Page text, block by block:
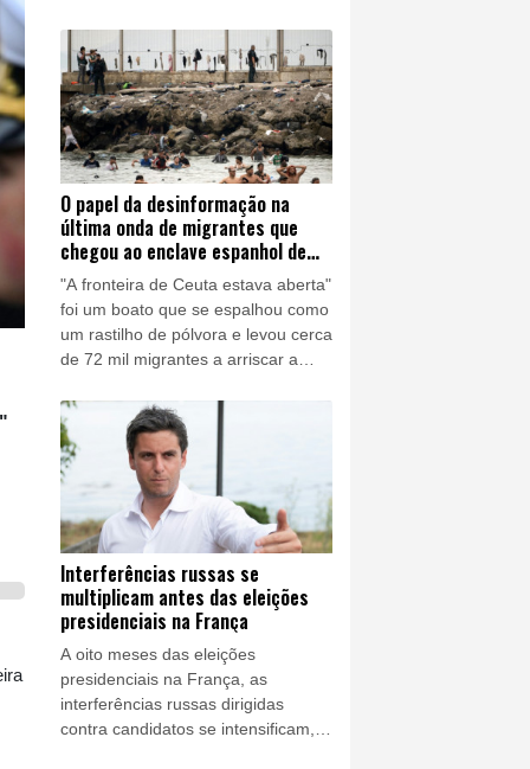
autoridades e cinco empresas do
setor industrial militar da ilha.
O papel da desinformação na
última onda de migrantes que
chegou ao enclave espanhol de
Ceuta
"A fronteira de Ceuta estava aberta"
foi um boato que se espalhou como
um rastilho de pólvora e levou cerca
de 72 mil migrantes a arriscar a
espanhol a partir do Marrocos no
fim de julho.
Interferências russas se
multiplicam antes das eleições
presidenciais na França
A oito meses das eleições
presidenciais na França, as
interferências russas dirigidas
contra candidatos se intensificam,